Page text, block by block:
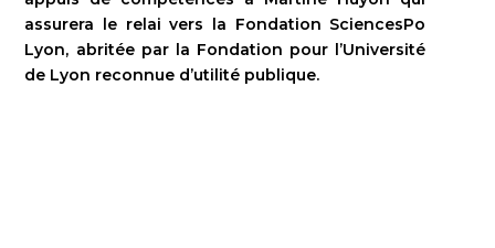
assurera le relai vers la Fondation SciencesPo
Lyon, abritée par la Fondation pour l’Université
de Lyon reconnue d’utilité publique.